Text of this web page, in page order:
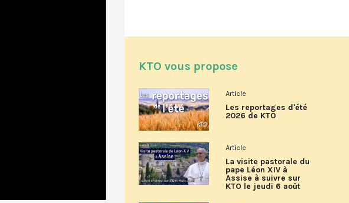
KTO vous propose
Article
Les reportages d'été
2026 de KTO
Article
La visite pastorale du
pape Léon XIV à
Assise à suivre sur
KTO le jeudi 6 août